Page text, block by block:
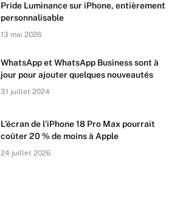
Pride Luminance sur iPhone, entièrement
personnalisable
13 mai 2026
WhatsApp et WhatsApp Business sont à
jour pour ajouter quelques nouveautés
31 juillet 2024
L’écran de l’iPhone 18 Pro Max pourrait
coûter 20 % de moins à Apple
24 juillet 2026